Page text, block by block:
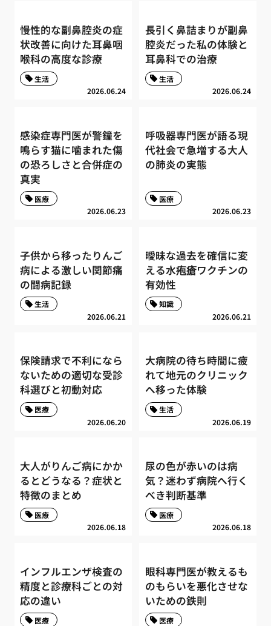
慢性的な副鼻腔炎の症
状改善に向けた耳鼻咽
喉科の高度な診療
2026.06.24
生活
長引く鼻詰まりが副鼻
腔炎だった私の体験と
耳鼻科での治療
2026.06.24
生活
感染症専門医が警鐘を
鳴らす猫に噛まれた傷
の恐ろしさと合併症の
真実
2026.06.23
医療
呼吸器専門医が語る現
代社会で急増する大人
の肺炎の実態
2026.06.23
医療
子供から移ったりんご
病による激しい関節痛
の闘病記録
2026.06.21
生活
曖昧な過去を確信に変
える水疱瘡ワクチンの
有効性
2026.06.21
知識
保険請求で不利になら
ないための適切な受診
科選びと初動対応
2026.06.20
医療
大病院の待ち時間に疲
れて地元のクリニック
へ移った体験
2026.06.19
生活
大人がりんご病にかか
るとどうなる？症状と
特徴のまとめ
2026.06.18
医療
尿の色が赤いのは病
気？迷わず病院へ行く
べき判断基準
2026.06.18
医療
インフルエンザ検査の
精度と診療科ごとの対
応の違い
医療
眼科専門医が教えるも
のもらいを悪化させな
いための鉄則
医療